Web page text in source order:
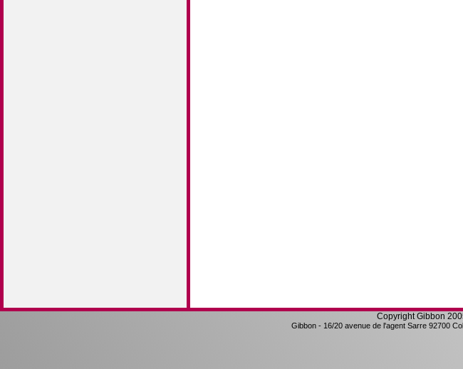
Copyright Gibbon
Gibbon- 16/20 avenue de l'agent Sarre 92700